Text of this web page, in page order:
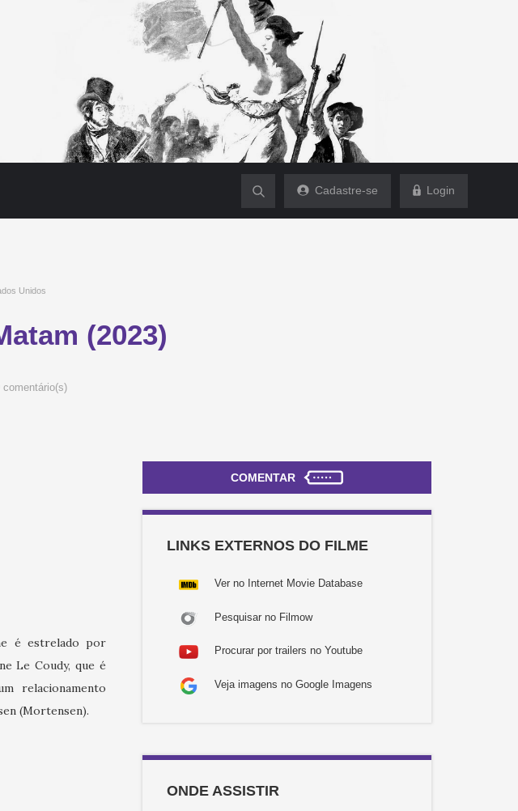
Login
Cadastre-se
Unidos
(2023)
comentário(s)
é estrelado por
Le Coudy, que é
relacionamento
(Mortensen).
COMENTAR
LINKS EXTERNOS DO FILME
Ver no Internet Movie Database
Pesquisar no Filmow
Procurar por trailers no Youtube
Veja imagens no Google Imagens
ONDE ASSISTIR